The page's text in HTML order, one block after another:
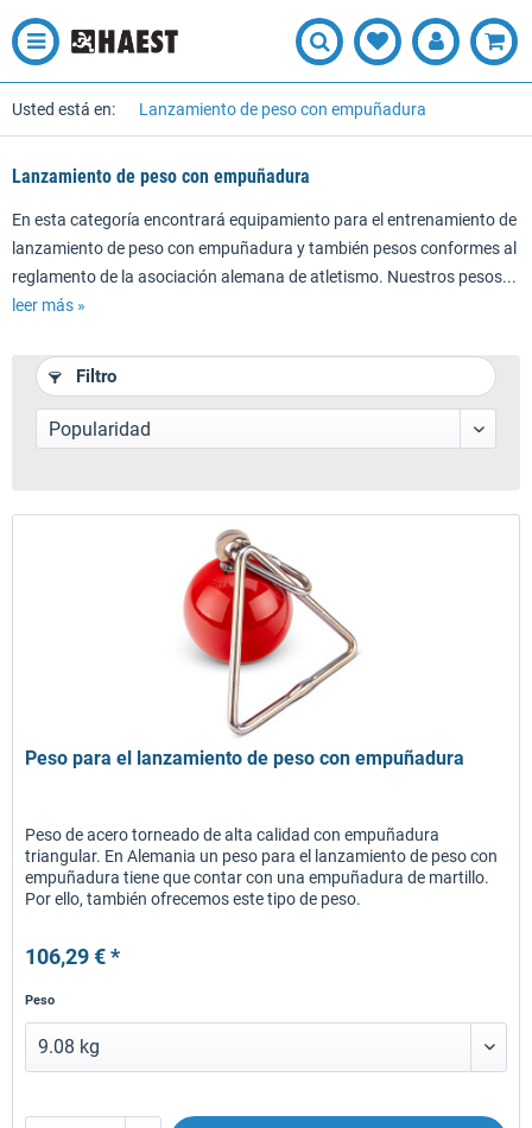
Usted está en: Lanzamiento de peso con empuñadura
Lanzamiento de peso con empuñadura
En esta categoría encontrará equipamiento para el entrenamiento de
lanzamiento de peso con empuñadura y también pesos conformes al
reglamento de la asociación alemana de atletismo. Nuestros pesos...
leer más »
Filtro
(1)
Peso para el lanzamiento de peso con empuñadura
Peso de acero torneado de alta calidad con empuñadura
triangular. En Alemania un peso para el lanzamiento de peso con
empuñadura tiene que contar con una empuñadura de martillo.
Por ello, también ofrecemos este tipo de peso.
106,29 € *
Peso